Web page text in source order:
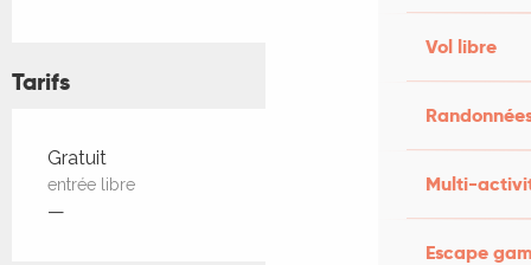
Vol libre
Multi-
Escape
Tarifs
Tarifs 2026
Gratuit
entrée libre
—